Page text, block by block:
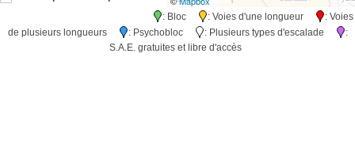
: Bloc : Voies d'une longueur
: Voies
de plusieurs longueurs
: Psychobloc : Plusieurs types d'escalade
:
S.A.E. gratuites et libre d'accès